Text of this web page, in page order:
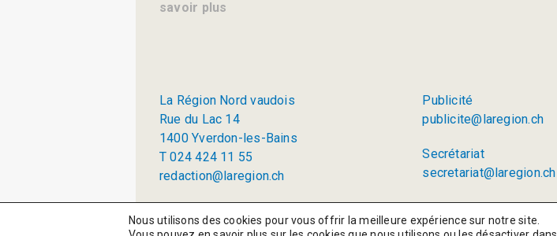
savoir plus
La Région Nord vaudois
Rue du Lac 14
1400 Yverdon-les-Bains
T 024 424 11 55
redaction@laregion.ch
Publicité
publicite@laregion.ch
Secrétariat
secretariat@laregion.ch
Nous utilisons des cookies pour vous offrir la meilleure expérience sur notre site.